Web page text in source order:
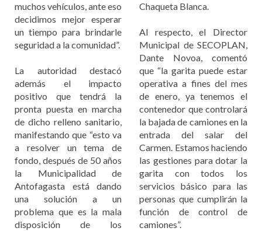
muchos vehículos, ante eso
decidimos mejor esperar
un tiempo para brindarle
seguridad a la comunidad”.
La autoridad destacó
además el impacto
positivo que tendrá la
pronta puesta en marcha
de dicho relleno sanitario,
manifestando que “esto va
a resolver un tema de
fondo, después de 50 años
la Municipalidad de
Antofagasta está dando
una solución a un
problema que es la mala
disposición de los
Chaqueta Blanca.
Al respecto, el Director
Municipal de SECOPLAN,
Dante Novoa, comentó
que “la garita puede estar
operativa a fines del mes
de enero, ya tenemos el
contenedor que controlará
la bajada de camiones en la
entrada del salar del
Carmen. Estamos haciendo
las gestiones para dotar la
garita con todos los
servicios básico para las
personas que cumplirán la
función de control de
camiones”.